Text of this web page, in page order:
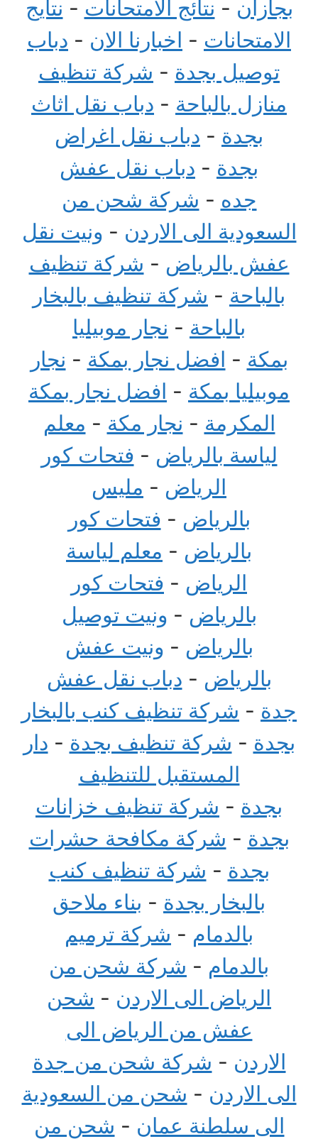
بجازان - نتائج الامتحانات - نتايج
الامتحانات - اخبارنا الان - دباب
توصيل بجدة - شركة تنظيف
منازل بالباحة - دباب نقل اثاث
بجدة - دباب نقل اغراض
بجدة - دباب نقل عفش
جده - شركة شحن من
السعودية الى الاردن - ونيت نقل
عفش بالرياض - شركة تنظيف
بالباحة - شركة تنظيف بالبخار
بالباحة - نجار موبيليا
بمكة - افضل نجار بمكة - نجار
موبيليا بمكة - افضل نجار بمكة
المكرمة - نجار مكة - معلم
لياسة بالرياض - فتحات كور
الرياض - مليس
بالرياض - فتحات كور
بالرياض - معلم لياسة
الرياض - فتحات كور
بالرياض - ونيت توصيل
بالرياض - ونيت عفش
بالرياض - دباب نقل عفش
جدة - شركة تنظيف كنب بالبخار
بجدة - شركة تنظيف بجدة - دار
المستقبل للتنظيف
بجدة - شركة تنظيف خزانات
بجدة - شركة مكافحة حشرات
بجدة - شركة تنظيف كنب
بالبخار بجدة - بناء ملاحق
بالدمام - شركة ترميم
بالدمام - شركة شحن من
الرياض الى الاردن - شحن
عفش من الرياض الى
الاردن - شركة شحن من جدة
الى الاردن - شحن من السعودية
الى سلطنة عمان - شحن من